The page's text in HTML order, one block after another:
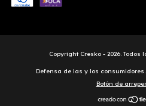
Copyright Cresko - 2026.
Defensa de las y los
Botón de